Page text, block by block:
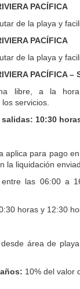
PACÍFICA
de la playa y
PACÍFICA
de la playa y
PACÍFICA –
libre, a la
servicios.
10:30
aplica para pago
la liquidación
las 06:00 a
horas y 12:30
área de
10% del valor